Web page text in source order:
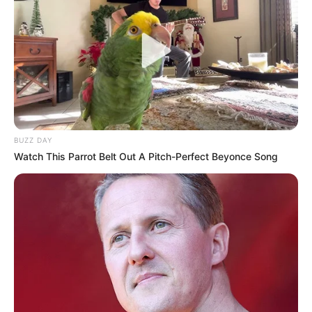
Feiertagen von14:00 - 18:00 Uhr.
Weitere Informationen über das Ausflugsziel
Kloster Zella:
www.kloster-zella.de
Dieses Ausflugsziel auf der Landkarte
Hotels in der Nähe des Klosters Zella in der
Region Wanfried:
Hotels in Wanfried
Hotels in Wanfried auf Hotel.de suchen und
online buchen.
BUZZ DAY
Watch This Parrot Belt Out A Pitch-Perfect Beyonce Song